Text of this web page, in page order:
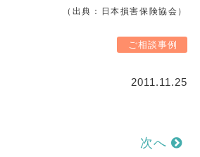
（出典：日本損害保険協会）
ご相談事例
2011.11.25
次へ